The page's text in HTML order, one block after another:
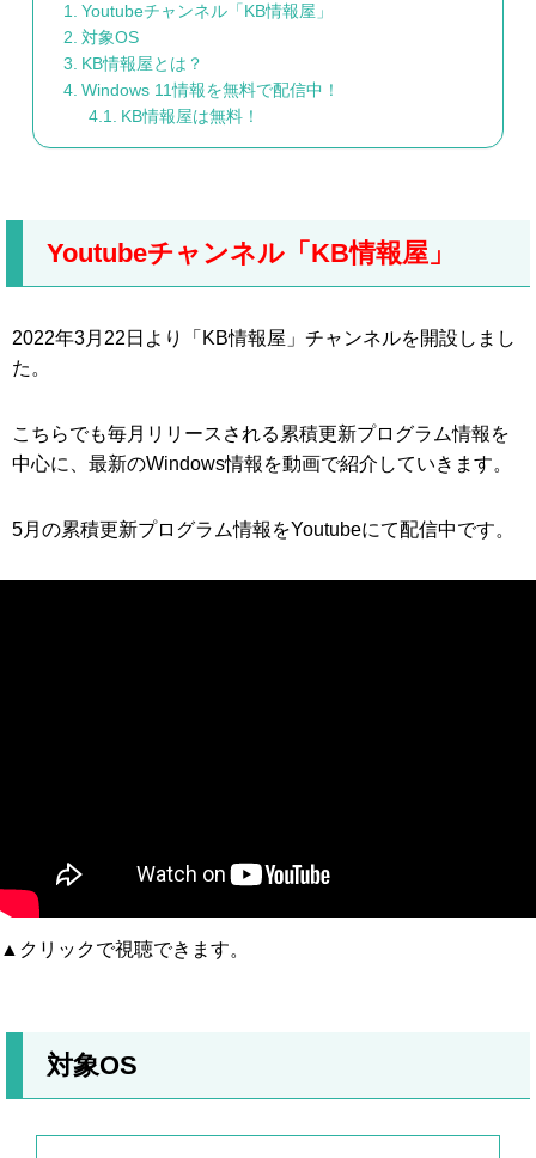
Youtubeチャンネル「KB情報屋」
対象OS
KB情報屋とは？
Windows 11情報を無料で配信中！
KB情報屋は無料！
Youtubeチャンネル「KB情報屋」
2022年3月22日より「KB情報屋」チャンネルを開設しまし
た。
こちらでも毎月リリースされる累積更新プログラム情報を
中心に、最新のWindows情報を動画で紹介していきます。
5月の累積更新プログラム情報をYoutubeにて配信中です。
▲クリックで視聴できます。
対象OS